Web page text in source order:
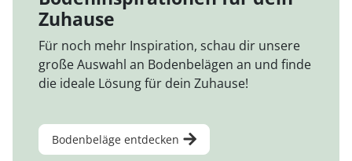
Zuhause
Für noch mehr Inspiration, schau dir unsere
große Auswahl an Bodenbelägen an und finde
die ideale Lösung für dein Zuhause!
Bodenbeläge entdecken